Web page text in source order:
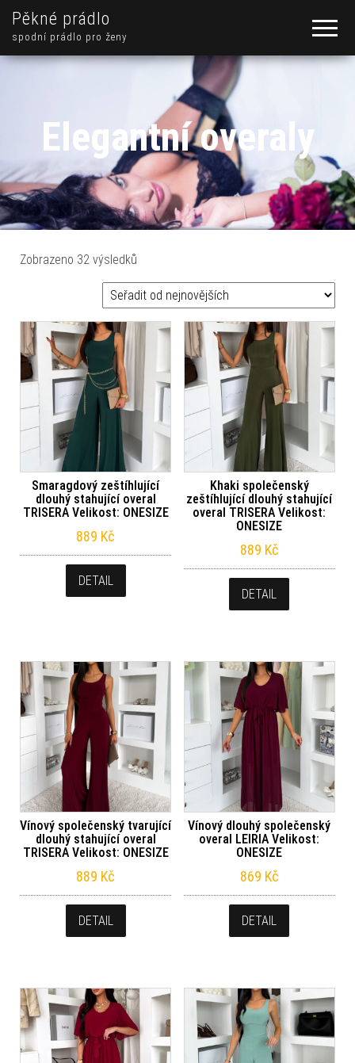
Pěkné prádlo
spodní prádlo pro ženy
Elegantní overaly
Zobrazeno 32 výsledků
Smaragdový zeštíhlující
dlouhý stahující overal
TRISERA Velikost: ONESIZE
889 Kč
DETAIL
Khaki společenský
zeštíhlující dlouhý stahující
overal TRISERA Velikost:
ONESIZE
889 Kč
DETAIL
Vínový společenský tvarující
dlouhý stahující overal
TRISERA Velikost: ONESIZE
889 Kč
DETAIL
Vínový dlouhý společenský
overal LEIRIA Velikost:
ONESIZE
869 Kč
DETAIL